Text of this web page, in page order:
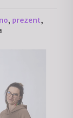
, prezent,